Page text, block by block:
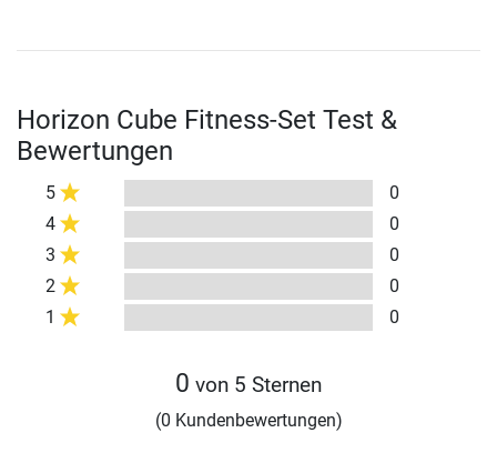
Horizon Cube Fitness-Set Test &
Bewertungen
5
0
4
0
3
0
2
0
1
0
0 von 5 Sternen
(0 Kundenbewertungen)